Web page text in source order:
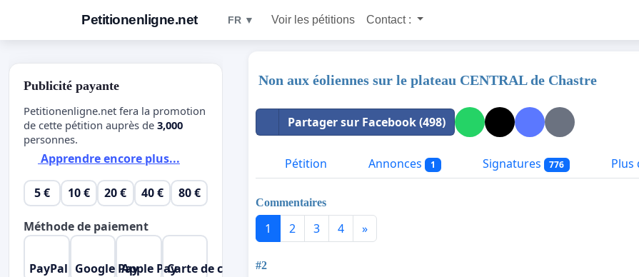
Petitionenligne.net FR ▼ Voir les pétitions Contact :
Non aux éoliennes sur le plateau CENTRAL de Chastre
Partager sur Facebook (498)
Pétition Annonces 1 Signatures 776 Plus
Commentaires
1 2 3 4 »
#2
Publicité payante
Petitionenligne.net fera la promotion
de cette pétition auprès de 3,000
personnes.
Apprendre encore plus...
5 € 10 € 20 € 40 € 80 €
Méthode de paiement
PayPal Google PayApple PayCarte de crédit